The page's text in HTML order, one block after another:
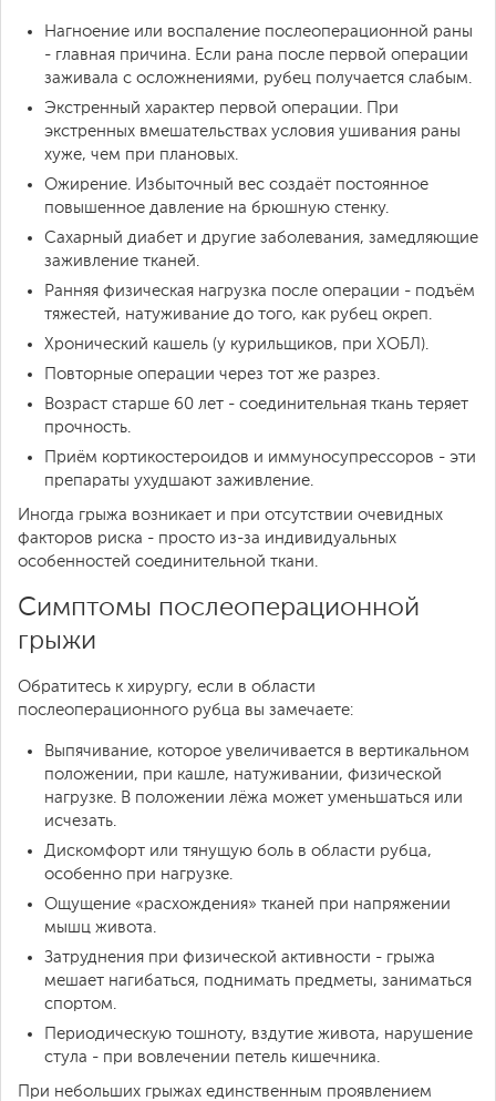
Нагноение или воспаление послеоперационной раны
- главная причина. Если рана после первой операции
заживала с осложнениями, рубец получается слабым.
Экстренный характер первой операции. При
экстренных вмешательствах условия ушивания раны
хуже, чем при плановых.
Ожирение. Избыточный вес создаёт постоянное
повышенное давление на брюшную стенку.
Сахарный диабет и другие заболевания, замедляющие
заживление тканей.
Ранняя физическая нагрузка после операции - подъём
тяжестей, натуживание до того, как рубец окреп.
Хронический кашель (у курильщиков, при ХОБЛ).
Повторные операции через тот же разрез.
Возраст старше 60 лет - соединительная ткань теряет
прочность.
Приём кортикостероидов и иммуносупрессоров - эти
препараты ухудшают заживление.
Иногда грыжа возникает и при отсутствии очевидных
факторов риска - просто из-за индивидуальных
особенностей соединительной ткани.
Симптомы послеоперационной
грыжи
Обратитесь к хирургу, если в области
послеоперационного рубца вы замечаете:
Выпячивание, которое увеличивается в вертикальном
положении, при кашле, натуживании, физической
нагрузке. В положении лёжа может уменьшаться или
исчезать.
Дискомфорт или тянущую боль в области рубца,
особенно при нагрузке.
Ощущение «расхождения» тканей при напряжении
мышц живота.
Затруднения при физической активности - грыжа
мешает нагибаться, поднимать предметы, заниматься
спортом.
Периодическую тошноту, вздутие живота, нарушение
стула - при вовлечении петель кишечника.
При небольших грыжах единственным проявлением